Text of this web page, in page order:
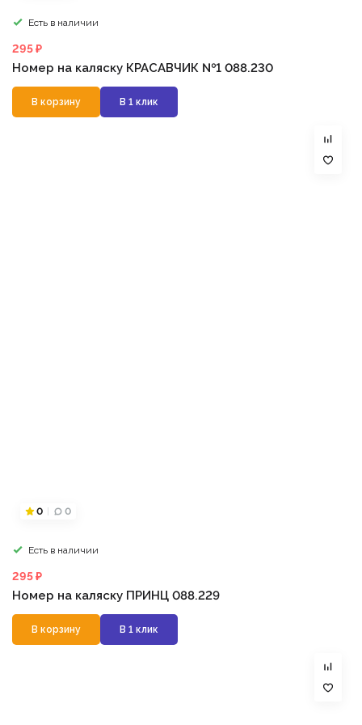
Есть в наличии
295 ₽
Номер на каляску КРАСАВЧИК №1 088.230
В корзину В 1 клик
0 0
Есть в наличии
295 ₽
Номер на каляску ПРИНЦ 088.229
В корзину В 1 клик